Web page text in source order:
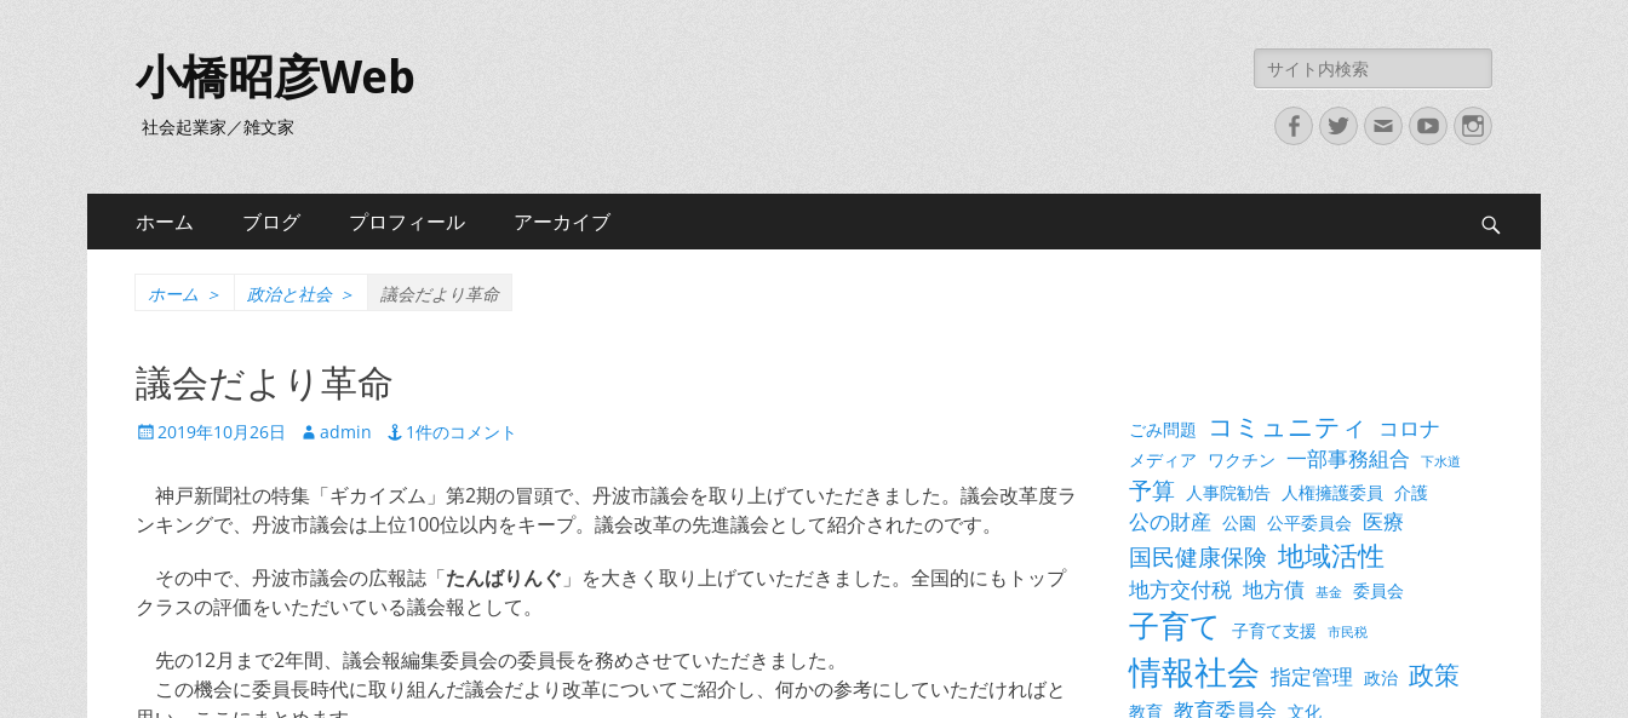
小橋昭彦Web
社会起業家／雑文家
検
索:
Facebook
Twitter
メ
ー
YouTubeInstagram
メ
イ
ニ
ュ
ホーム ブログ プロフィール アーカイブ
ホーム ＞ 政治と社会 ＞ 議会だより革命
議会だより革命
投 2019年10月26日
投
者
admin 1件のコメント
神戸新聞社の特集「ギカイズム」第2期の冒頭で、丹波市議会を取り上げていただきました。議会改革度ラ
ンキングで、丹波市議会は上位100位以内をキープ。議会改革の先進議会として紹介されたのです。
その中で、丹波市議会の広報誌「たんばりんぐ 」を大きく取り上げていただきました。全国的にもトップ
クラスの評価をいただいている議会報として。
先の12月まで2年間、議会報編集委員会の委員長を務めさせていただきました。
この機会に委員長時代に取り組んだ議会だより改革についてご紹介し、何かの参考にしていただければと
ごみ問題 コミュニティ コロナ
メディア ワクチン 一部事務組合 下水道
予算 人事院勧告 人権擁護委員 介護
公の財産 公園 公平委員会 医療
国民健康保険 地域活性
地方交付税 地方債 基金 委員会
子育て 子育て支援 市民税
情報社会 指定管理 政治 政策
教育 教育委員会 文化